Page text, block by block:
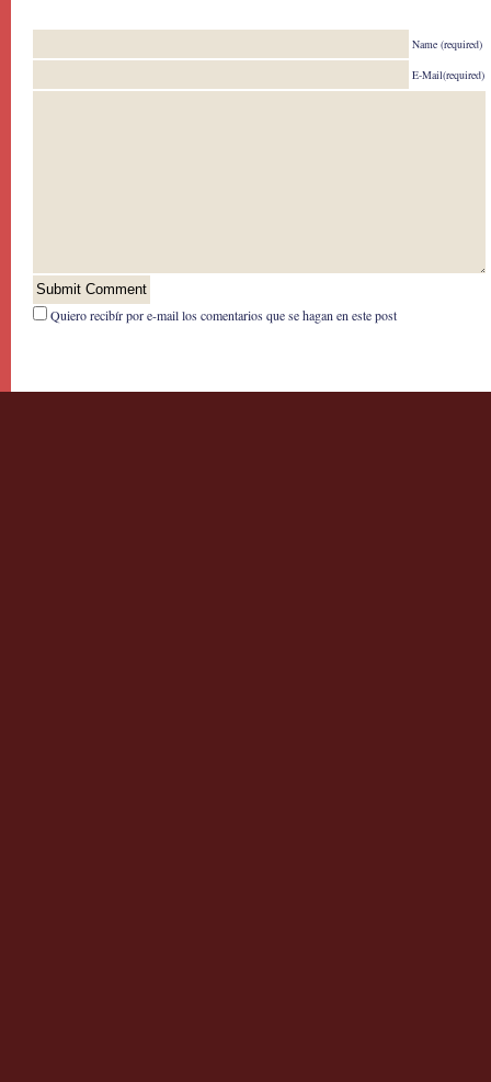
Name (required)
E-Mail(required)
Quiero recibír por e-mail los comentarios que se hagan en este post